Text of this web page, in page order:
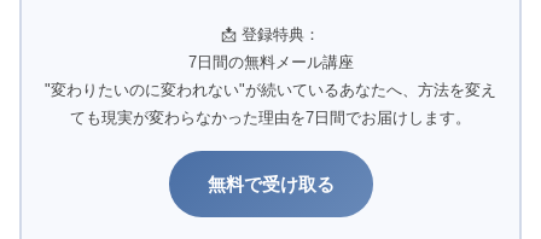
📩 登録特典：
7日間の無料メール講座
"変わりたいのに変われない"が続いているあなたへ、方法を変え
ても現実が変わらなかった理由を7日間でお届けします。
無料で受け取る